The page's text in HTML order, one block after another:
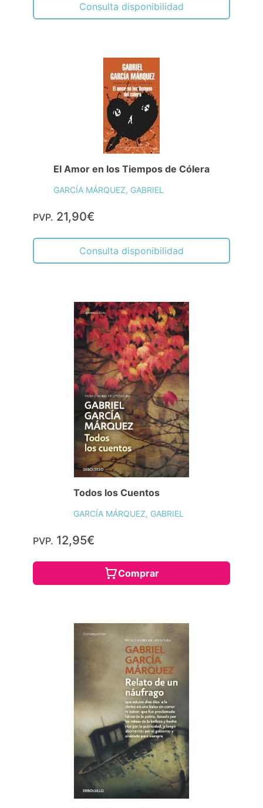
Consulta disponibilidad
El Amor en los Tiempos de Cólera
GARCÍA MÁRQUEZ, GABRIEL
PVP. 21,90€
Consulta disponibilidad
Todos los Cuentos
GARCÍA MÁRQUEZ, GABRIEL
PVP. 12,95€
Comprar